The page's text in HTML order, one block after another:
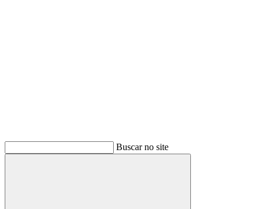
Buscar no site